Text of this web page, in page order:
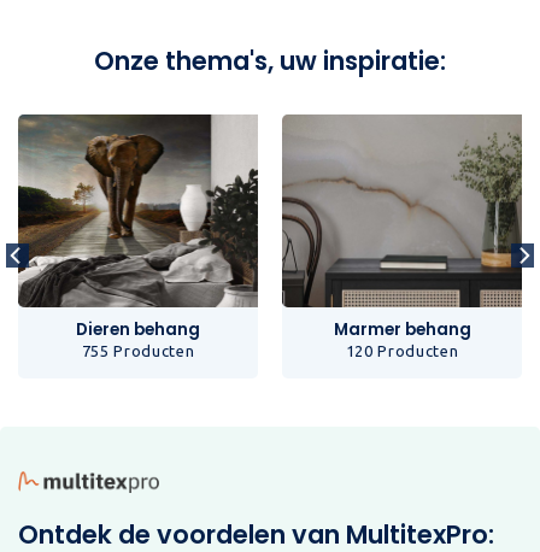
Onze thema's, uw inspiratie:
Dieren behang
755 Producten
Marmer behang
120 Producten
Ontdek de voordelen van MultitexPro: